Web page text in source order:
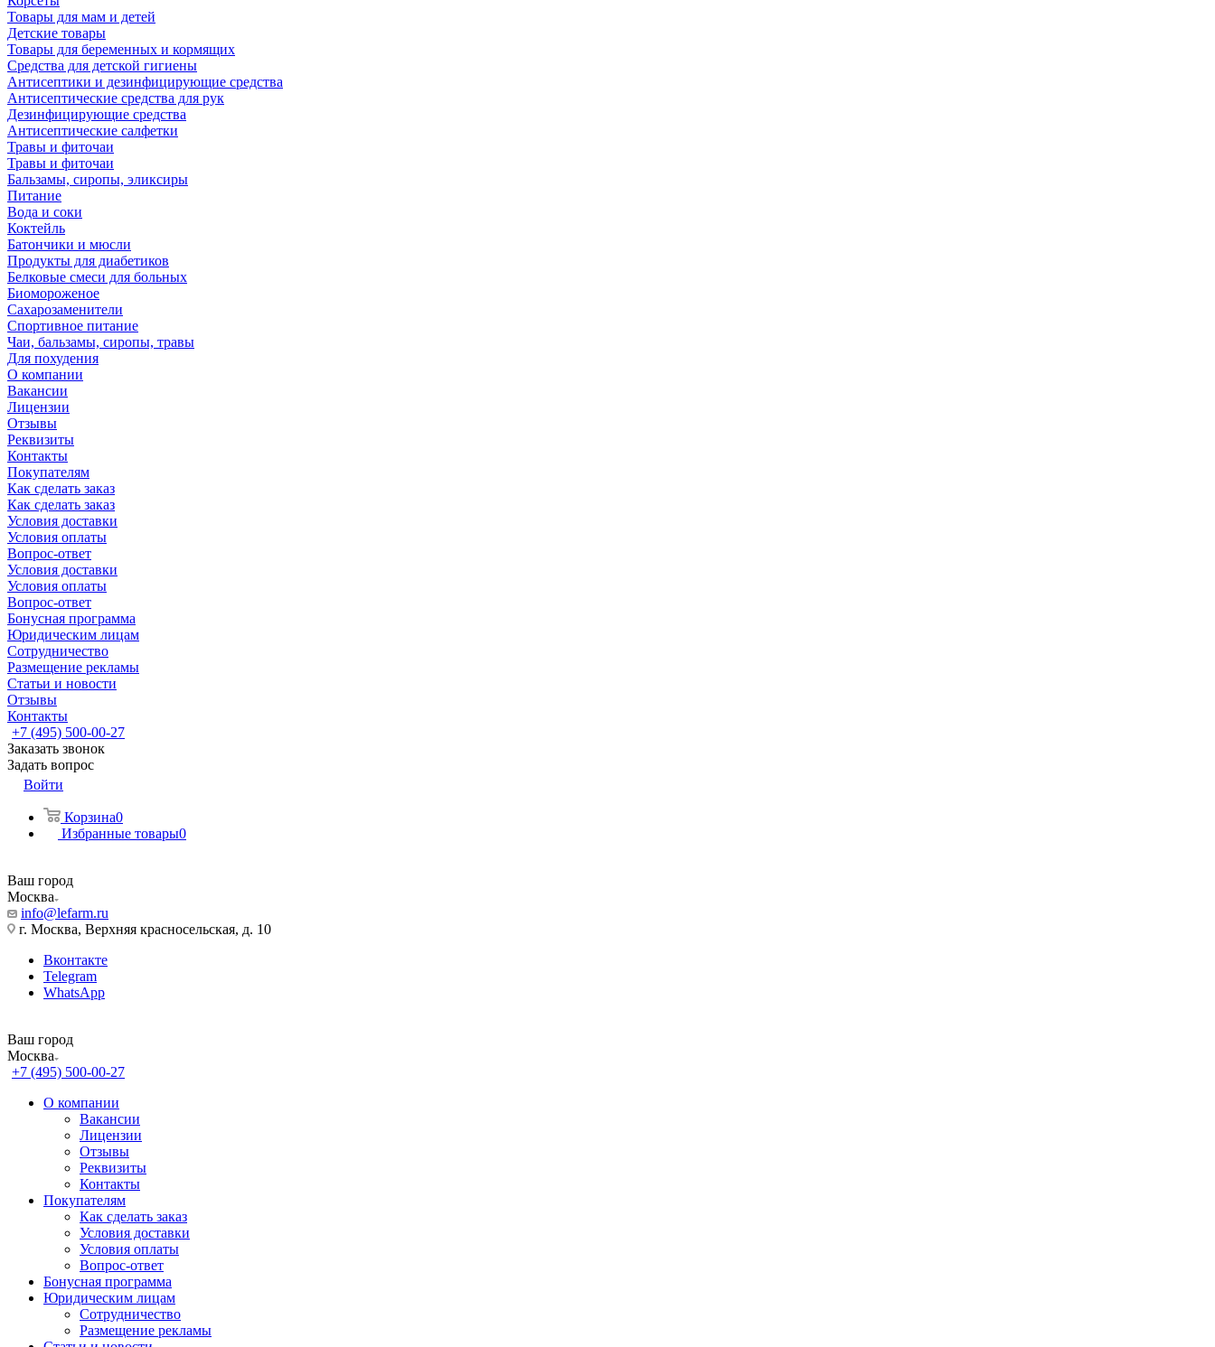
Товары для мам и детей
Детские товары
Товары для беременных и кормящих
Средства для детской гигиены
Антисептики и дезинфицирующие средства
Антисептические средства для рук
Дезинфицирующие средства
Антисептические салфетки
Травы и фиточаи
Травы и фиточаи
Бальзамы, сиропы, эликсиры
Питание
Вода и соки
Коктейль
Батончики и мюсли
Продукты для диабетиков
Белковые смеси для больных
Биомороженое
Сахарозаменители
Спортивное питание
Чаи, бальзамы, сиропы, травы
Для похудения
О компании
Вакансии
Лицензии
Отзывы
Реквизиты
Контакты
Покупателям
Как сделать заказ
Как сделать заказ
Условия доставки
Условия оплаты
Вопрос-ответ
Условия доставки
Условия оплаты
Вопрос-ответ
Бонусная программа
Юридическим лицам
Сотрудничество
Размещение рекламы
Статьи и новости
Отзывы
Контакты
+7 (495) 500-00-27
Заказать звонок
Задать вопрос
Войти
Корзина0
Избранные товары0
Ваш город
Москва
info@lefarm.ru
г. Москва, Верхняя красносельская, д. 10
Вконтакте
Telegram
WhatsApp
Ваш город
Москва
+7 (495) 500-00-27
О компании
Вакансии
Лицензии
Отзывы
Реквизиты
Контакты
Покупателям
Как сделать заказ
Условия доставки
Условия оплаты
Вопрос-ответ
Бонусная программа
Юридическим лицам
Сотрудничество
Размещение рекламы